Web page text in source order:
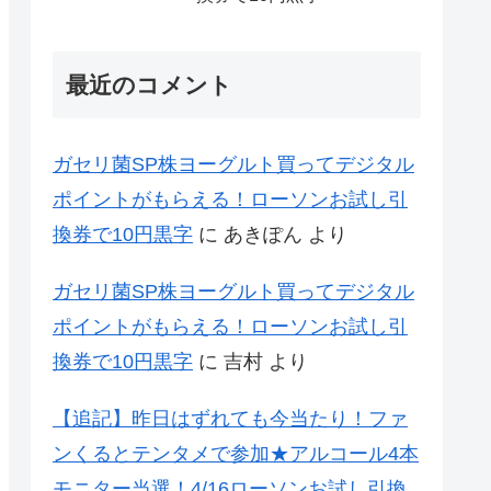
最近のコメント
ガセリ菌SP株ヨーグルト買ってデジタル
ポイントがもらえる！ローソンお試し引
換券で10円黒字 に あきぽん より
ガセリ菌SP株ヨーグルト買ってデジタル
ポイントがもらえる！ローソンお試し引
換券で10円黒字 に 吉村 より
【追記】昨日はずれても今当たり！ファ
ンくるとテンタメで参加★アルコール4本